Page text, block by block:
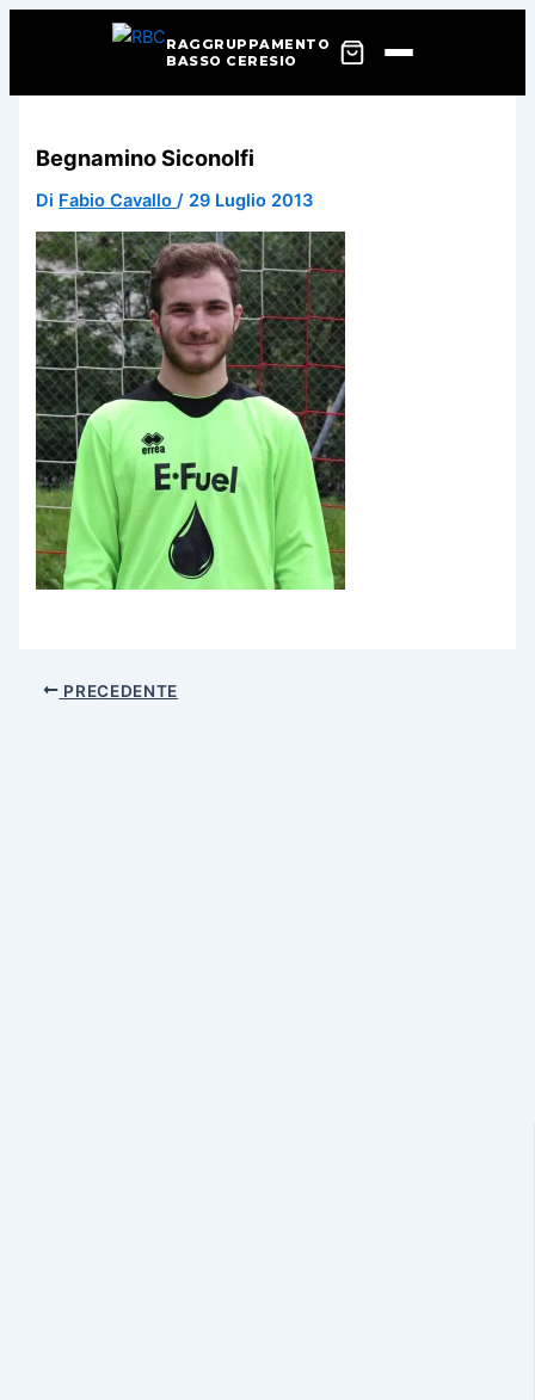
RAGGRUPPAMENTO
BASSO CERESIO
contenuto
Begnamino Siconolfi
Di Fabio Cavallo/ 29 Luglio 2013
PRECEDENTE